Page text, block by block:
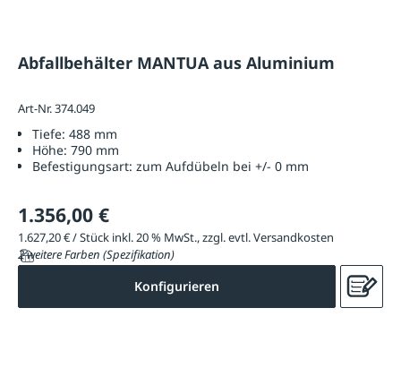
Abfallbehälter MANTUA aus Aluminium
Art-Nr. 374.049
Tiefe: 488 mm
Höhe: 790 mm
Befestigungsart: zum Aufdübeln bei +/- 0 mm
1.356,00 €
1.627,20 € / Stück inkl. 20 % MwSt., zzgl. evtl. Versandkosten
2 weitere Farben (Spezifikation)
Konfigurieren